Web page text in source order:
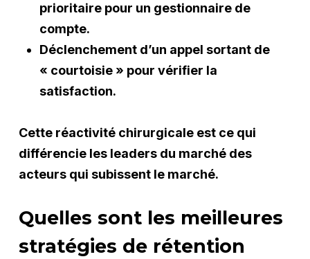
prioritaire pour un gestionnaire de
compte.
Déclenchement d’un appel sortant de
« courtoisie » pour vérifier la
satisfaction.
Cette réactivité chirurgicale est ce qui
différencie les leaders du marché des
acteurs qui subissent le marché.
Quelles sont les meilleures
stratégies de rétention